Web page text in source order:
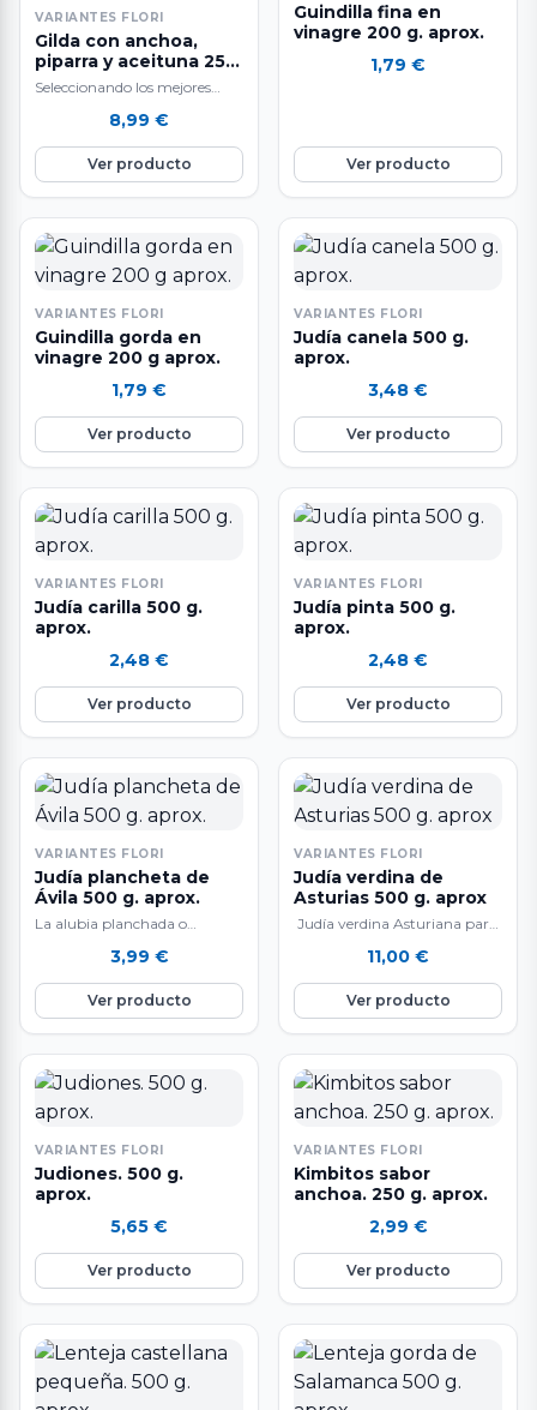
VARIANTES FLORI
Gilda con anchoa,
piparra y aceituna 250
g. aprox.
Seleccionando los mejores
sistema de elaboración diaria
que hacen que nuestras…
8,99 €
Ver producto
Guindilla fina en
vinagre 200 g. aprox.
1,79 €
Ver producto
VARIANTES FLORI
Guindilla gorda en
vinagre 200 g aprox.
1,79 €
Ver producto
VARIANTES FLORI
Judía canela 500 g.
aprox.
3,48 €
Ver producto
VARIANTES FLORI
Judía carilla 500 g.
aprox.
2,48 €
Ver producto
VARIANTES FLORI
Judía pinta 500 g.
aprox.
2,48 €
Ver producto
VARIANTES FLORI
Judía plancheta de
Ávila 500 g. aprox.
La alubia planchada o
calidad, de textura cremosa ,
muy…
3,99 €
Ver producto
VARIANTES FLORI
Judía verdina de
Asturias 500 g. aprox
Judía verdina Asturiana para
siguiendo la tradición
11,00 €
Ver producto
VARIANTES FLORI
Judiones. 500 g.
aprox.
5,65 €
Ver producto
VARIANTES FLORI
Kimbitos sabor
anchoa. 250 g. aprox.
2,99 €
Ver producto